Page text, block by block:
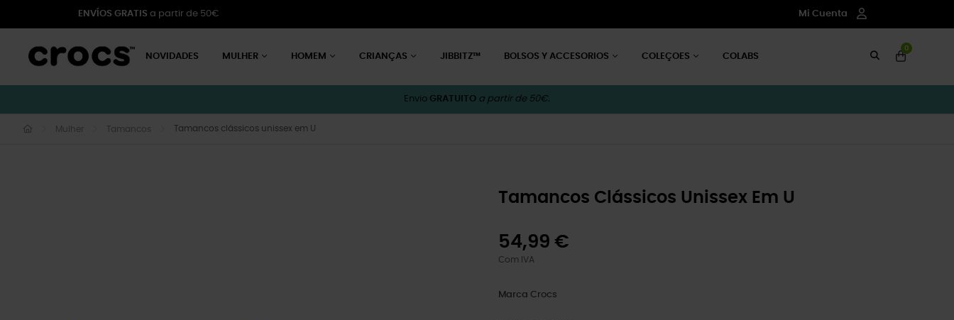
ENVÍOS GRATIS a partir de 50€ Mi Cuenta
NOVIDADES MULHER HOMEM CRIANÇAS JIBBITZ™ BOLSOS Y ACCESORIOS COLEÇOES COLABS
0
Envio GRATUITO a partir de 50€.
Mulher Tamancos Tamancos clássicos unissex em U
Tamancos Clássicos Unissex Em U
54,99 €
Com IVA
Marca Crocs